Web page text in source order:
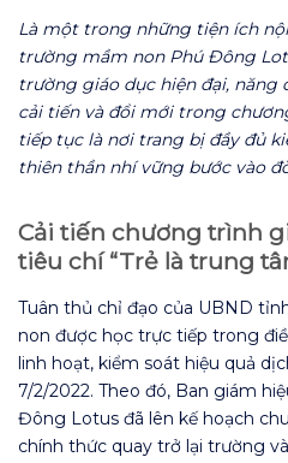
Là một trong những tiện ích
trường mầm non Phú Đông
trường giáo dục hiện đại, năng
cải tiến và đổi mới trong
tiếp tục là nơi trang bị đầy đủ
thiên thần nhí vững bước vào
Cải tiến chương trình
tiêu chí “Trẻ là trung
Tuân thủ chỉ đạo của UBND
non được học trực tiếp trong
linh hoạt, kiểm soát hiệu quả
7/2/2022. Theo đó, Ban giám
Đông Lotus đã lên kế hoạch
chính thức quay trở lại trường